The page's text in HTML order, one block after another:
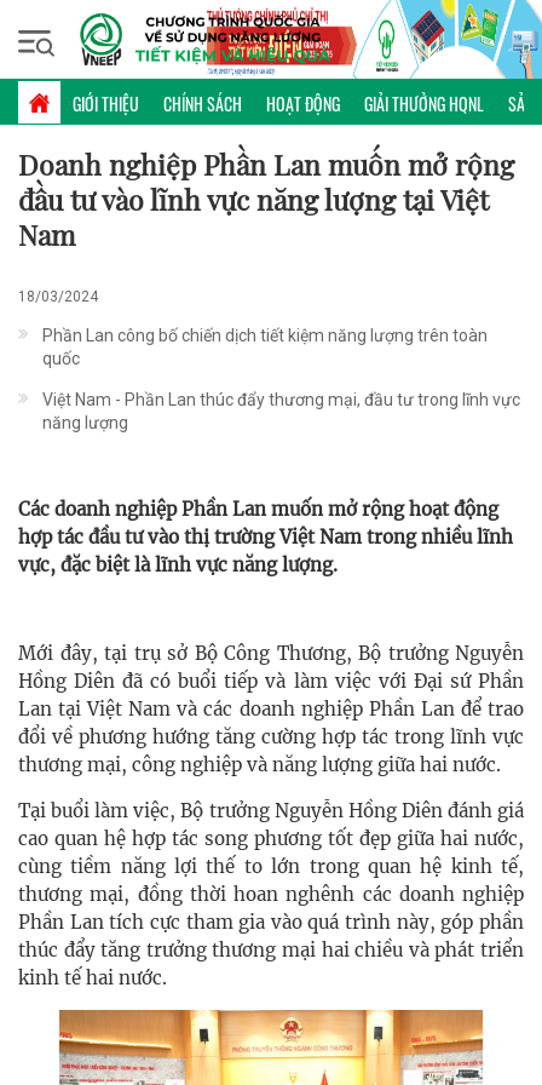
GIỚI THIỆU CHÍNH SÁCH HOẠT ĐỘNG GIẢI THƯỞNG HQNL SẢN
Thứ năm, 06/08/2026 | 07:20 GMT+7
HỢP TÁC QUỐC TẾ
Doanh nghiệp Phần Lan muốn mở rộng
đầu tư vào lĩnh vực năng lượng tại Việt
Nam
18/03/2024
Phần Lan công bố chiến dịch tiết kiệm năng lượng trên toàn
quốc
Việt Nam - Phần Lan thúc đẩy thương mại, đầu tư trong lĩnh vực
năng lượng
Các doanh nghiệp Phần Lan muốn mở rộng hoạt động
hợp tác đầu tư vào thị trường Việt Nam trong nhiều lĩnh
vực, đặc biệt là lĩnh vực năng lượng.
Mới đây, tại trụ sở Bộ Công Thương, Bộ trưởng Nguyễn
Hồng Diên đã có buổi tiếp và làm việc với Đại sứ Phần
Lan tại Việt Nam và các doanh nghiệp Phần Lan để trao
đổi về phương hướng tăng cường hợp tác trong lĩnh vực
thương mại, công nghiệp và năng lượng giữa hai nước.
Tại buổi làm việc, Bộ trưởng Nguyễn Hồng Diên đánh giá
cao quan hệ hợp tác song phương tốt đẹp giữa hai nước,
cùng tiềm năng lợi thế to lớn trong quan hệ kinh tế,
thương mại, đồng thời hoan nghênh các doanh nghiệp
Phần Lan tích cực tham gia vào quá trình này, góp phần
thúc đẩy tăng trưởng thương mại hai chiều và phát triển
kinh tế hai nước.